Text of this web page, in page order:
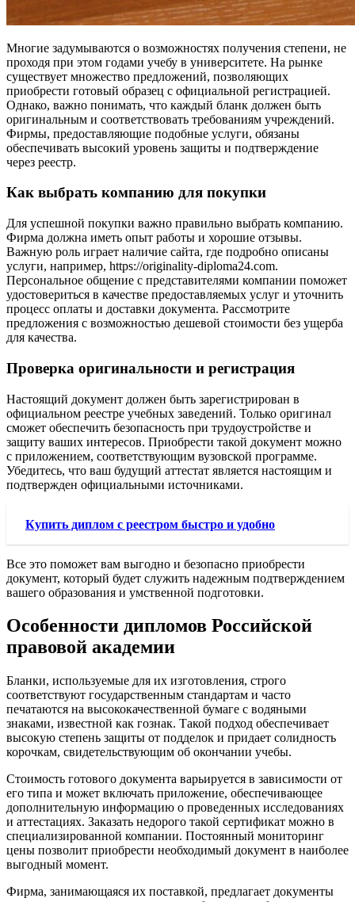
Многие задумываются о возможностях получения степени, не
проходя при этом годами учебу в университете. На рынке
существует множество предложений, позволяющих
приобрести готовый образец с официальной регистрацией.
Однако, важно понимать, что каждый бланк должен быть
оригинальным и соответствовать требованиям учреждений.
Фирмы, предоставляющие подобные услуги, обязаны
обеспечивать высокий уровень защиты и подтверждение
через реестр.
Как выбрать компанию для покупки
Для успешной покупки важно правильно выбрать компанию.
Фирма должна иметь опыт работы и хорошие отзывы.
Важную роль играет наличие сайта, где подробно описаны
услуги, например, https://originality-diploma24.com.
Персональное общение с представителями компании поможет
удостовериться в качестве предоставляемых услуг и уточнить
процесс оплаты и доставки документа. Рассмотрите
предложения с возможностью дешевой стоимости без ущерба
для качества.
Проверка оригинальности и регистрация
Настоящий документ должен быть зарегистрирован в
официальном реестре учебных заведений. Только оригинал
сможет обеспечить безопасность при трудоустройстве и
защиту ваших интересов. Приобрести такой документ можно
с приложением, соответствующим вузовской программе.
Убедитесь, что ваш будущий аттестат является настоящим и
подтвержден официальными источниками.
Купить диплом с реестром быстро и удобно
Все это поможет вам выгодно и безопасно приобрести
документ, который будет служить надежным подтверждением
вашего образования и умственной подготовки.
Особенности дипломов Российской
правовой академии
Бланки, используемые для их изготовления, строго
соответствуют государственным стандартам и часто
печатаются на высококачественной бумаге с водяными
знаками, известной как гознак. Такой подход обеспечивает
высокую степень защиты от подделок и придает солидность
корочкам, свидетельствующим об окончании учебы.
Стоимость готового документа варьируется в зависимости от
его типа и может включать приложение, обеспечивающее
дополнительную информацию о проведенных исследованиях
и аттестациях. Заказать недорого такой сертификат можно в
специализированной компании. Постоянный мониторинг
цены позволит приобрести необходимый документ в наиболее
выгодный момент.
Фирма, занимающаяся их поставкой, предлагает документы